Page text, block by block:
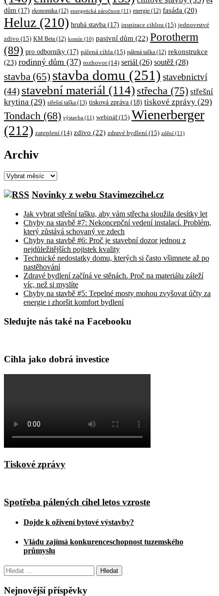
dům (17) ekonomika (12) energetická náročnost (11) energie (12) fasáda (20)
Heluz (210) hrubá stavba (17) inspirace cihlou (15) jednovrstvé
zdivo (15) KM Beta (12) komín (10) pasivní dům (22) Porotherm
(89) pro odborníky (17) pálená cihla (15) pálená taška (12) rekonstrukce
(23) rodinný dům (37) rozhovor(14) seriál (26) soutěž (28)
stavba (65) stavba domu (251) stavebnictví
(44) stavební materiál (114) střecha (75) střešní
krytina (29) střešní taška (13) tisková zpráva (18) tiskové zprávy (29)
Tondach (68) výstavba (11) webinář(15) Wienerberger
(212) zateplení (14) zdivo (22) zdravé bydlení (15) zdění (11)
Archiv
Archiv
Novinky z webu Stavimezcihel.cz
Jak vybrat střešní tašku, aby vám střecha sloužila desítky let
Chyby na stavbě #7: Nekoncepční vedení instalací. Problém,
který zůstává schovaný ve zdech
Chyby na stavbě #6: Proč je stavební dozor jednou z
nejdůležitějších pojistek kvality
Technické nedostatky domu, kterých si často všimnete až po
nastěhování
Zdravé bydlení začíná ve stěnách. Proč na materiálu záleží
víc, než si myslíte
Chyby na stavbě #5: Tepelné mosty mohou zvyšovat účty za
energie i zhoršit komfort bydlení
Sledujte nás také na Facebooku
Cihla jako dobrá investice
Tiskové zprávy
Spotřeba pálených cihel letos vzroste
Dojde k oživení bytové výstavby?
Vládu zajímá konkurenceschopnost tuzemského
průmyslu
Vyhledávání
Nejnovější příspěvky